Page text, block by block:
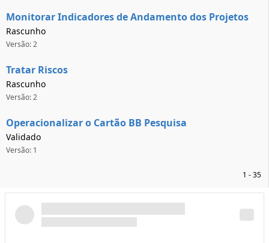
Monitorar Indicadores de Andamento dos Projetos
Rascunho
Versão: 2
Tratar Riscos
Rascunho
Versão: 2
Operacionalizar o Cartão BB Pesquisa
Validado
Versão: 1
1 - 35